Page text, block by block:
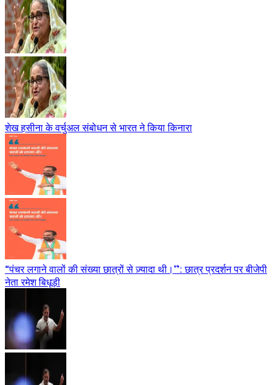
शेख हसीना के वर्चुअल संबोधन से भारत ने किया किनारा
“पंचर लगाने वालों की संख्या छात्रों से ज़्यादा थी।”: छात्र प्रदर्शन पर बीजेपी
नेता रमेश बिधूड़ी